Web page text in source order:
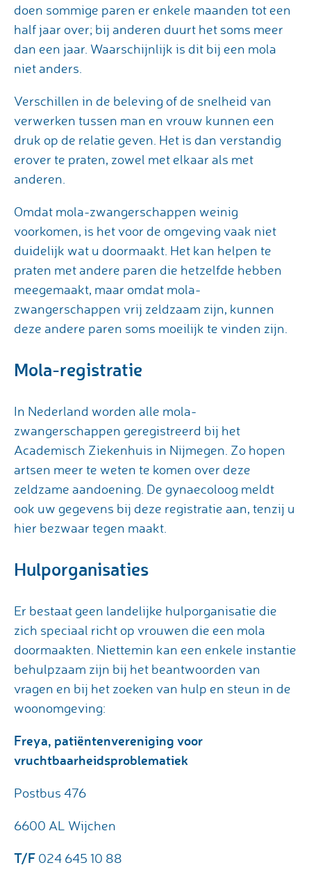
doen sommige paren er enkele maanden tot een
half jaar over; bij anderen duurt het soms meer
dan een jaar. Waarschijnlijk is dit bij een mola
niet anders.
Verschillen in de beleving of de snelheid van
verwerken tussen man en vrouw kunnen een
druk op de relatie geven. Het is dan verstandig
erover te praten, zowel met elkaar als met
anderen.
Omdat mola-zwangerschappen weinig
voorkomen, is het voor de omgeving vaak niet
duidelijk wat u doormaakt. Het kan helpen te
praten met andere paren die hetzelfde hebben
meegemaakt, maar omdat mola-
zwangerschappen vrij zeldzaam zijn, kunnen
deze andere paren soms moeilijk te vinden zijn.
Mola-registratie
In Nederland worden alle mola-
zwangerschappen geregistreerd bij het
Academisch Ziekenhuis in Nijmegen. Zo hopen
artsen meer te weten te komen over deze
zeldzame aandoening. De gynaecoloog meldt
ook uw gegevens bij deze registratie aan, tenzij u
hier bezwaar tegen maakt.
Hulporganisaties
Er bestaat geen landelijke hulporganisatie die
zich speciaal richt op vrouwen die een mola
doormaakten. Niettemin kan een enkele instantie
behulpzaam zijn bij het beantwoorden van
vragen en bij het zoeken van hulp en steun in de
woonomgeving:
Freya, patiëntenvereniging voor
vruchtbaarheidsproblematiek
Postbus 476
6600 AL Wijchen
T/F 024 645 10 88